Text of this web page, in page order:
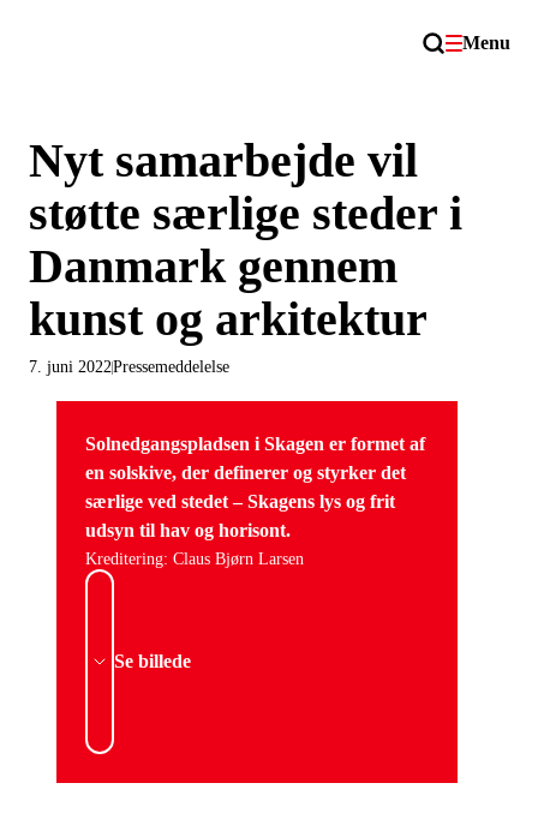
Menu
Nyt samarbejde vil
støtte særlige steder i
Danmark gennem
kunst og arkitektur
Pressemeddelelse
7. juni 2022
Solnedgangspladsen i Skagen er formet af
en solskive, der definerer og styrker det
særlige ved stedet – Skagens lys og frit
udsyn til hav og horisont.
Kreditering: Claus Bjørn Larsen
Se billede